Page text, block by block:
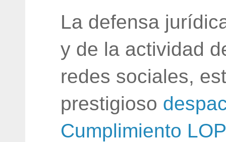
La defensa
y de la actividad
redes sociales,
prestigioso
Cumplimiento